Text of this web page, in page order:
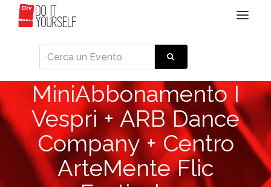
Toggle
MiniAbbonamento I
Vespri + ARB Dance
Company + Centro
ArteMente Flic